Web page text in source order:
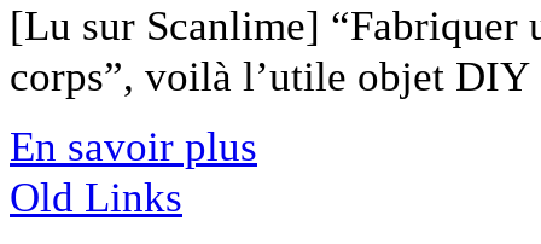
[Lu sur Scanlime] “Fabriquer
corps”, voilà l’utile objet
En savoir plus
Old Links